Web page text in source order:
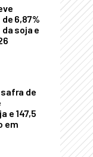
6,87%
da soja e
de
e 147,5
em